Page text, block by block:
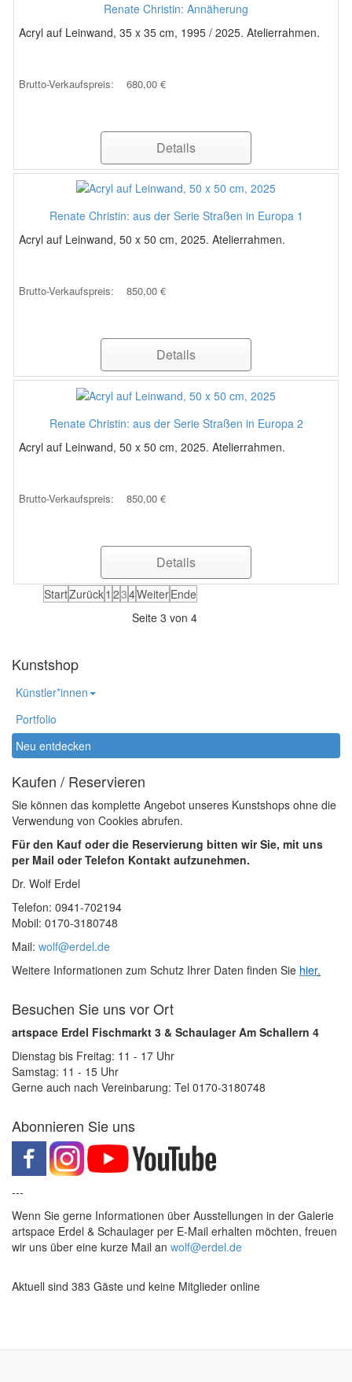
Renate Christin: Annäherung
Acryl auf Leinwand, 35 x 35 cm, 1995 / 2025. Atelierrahmen.
Brutto-Verkaufspreis: 680,00 €
Details
Renate Christin: aus der Serie Straßen in Europa 1
Acryl auf Leinwand, 50 x 50 cm, 2025. Atelierrahmen.
Brutto-Verkaufspreis: 850,00 €
Details
Renate Christin: aus der Serie Straßen in Europa 2
Acryl auf Leinwand, 50 x 50 cm, 2025. Atelierrahmen.
Brutto-Verkaufspreis: 850,00 €
Details
StartZurück1 234WeiterEnde
Seite 3 von 4
Kunstshop
Künstler*innen
Portfolio
Neu entdecken
Kaufen / Reservieren
Sie können das komplette Angebot unseres Kunstshops ohne die
Verwendung von Cookies abrufen.
Für den Kauf oder die Reservierung bitten wir Sie, mit uns
per Mail oder Telefon Kontakt aufzunehmen.
Dr. Wolf Erdel
Telefon: 0941-702194
Mobil: 0170-3180748
Mail: wolf@erdel.de
Weitere Informationen zum Schutz Ihrer Daten finden Sie hier.
Besuchen Sie uns vor Ort
artspace Erdel Fischmarkt 3 & Schaulager Am Schallern 4
Dienstag bis Freitag: 11 - 17 Uhr
Samstag: 11 - 15 Uhr
Gerne auch nach Vereinbarung: Tel 0170-3180748
Abonnieren Sie uns
---
Wenn Sie gerne Informationen über Ausstellungen in der Galerie
artspace Erdel & Schaulager per E-Mail erhalten möchten, freuen
wir uns über eine kurze Mail an wolf@erdel.de
Aktuell sind 383 Gäste und keine Mitglieder online